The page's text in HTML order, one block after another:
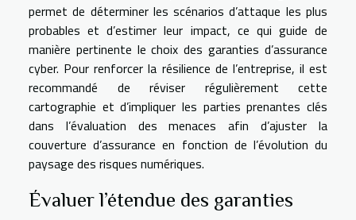
permet de déterminer les scénarios d’attaque les plus
probables et d’estimer leur impact, ce qui guide de
manière pertinente le choix des garanties d’assurance
cyber. Pour renforcer la résilience de l’entreprise, il est
recommandé de réviser régulièrement cette
cartographie et d’impliquer les parties prenantes clés
dans l’évaluation des menaces afin d’ajuster la
couverture d’assurance en fonction de l’évolution du
paysage des risques numériques.
Évaluer l’étendue des garanties